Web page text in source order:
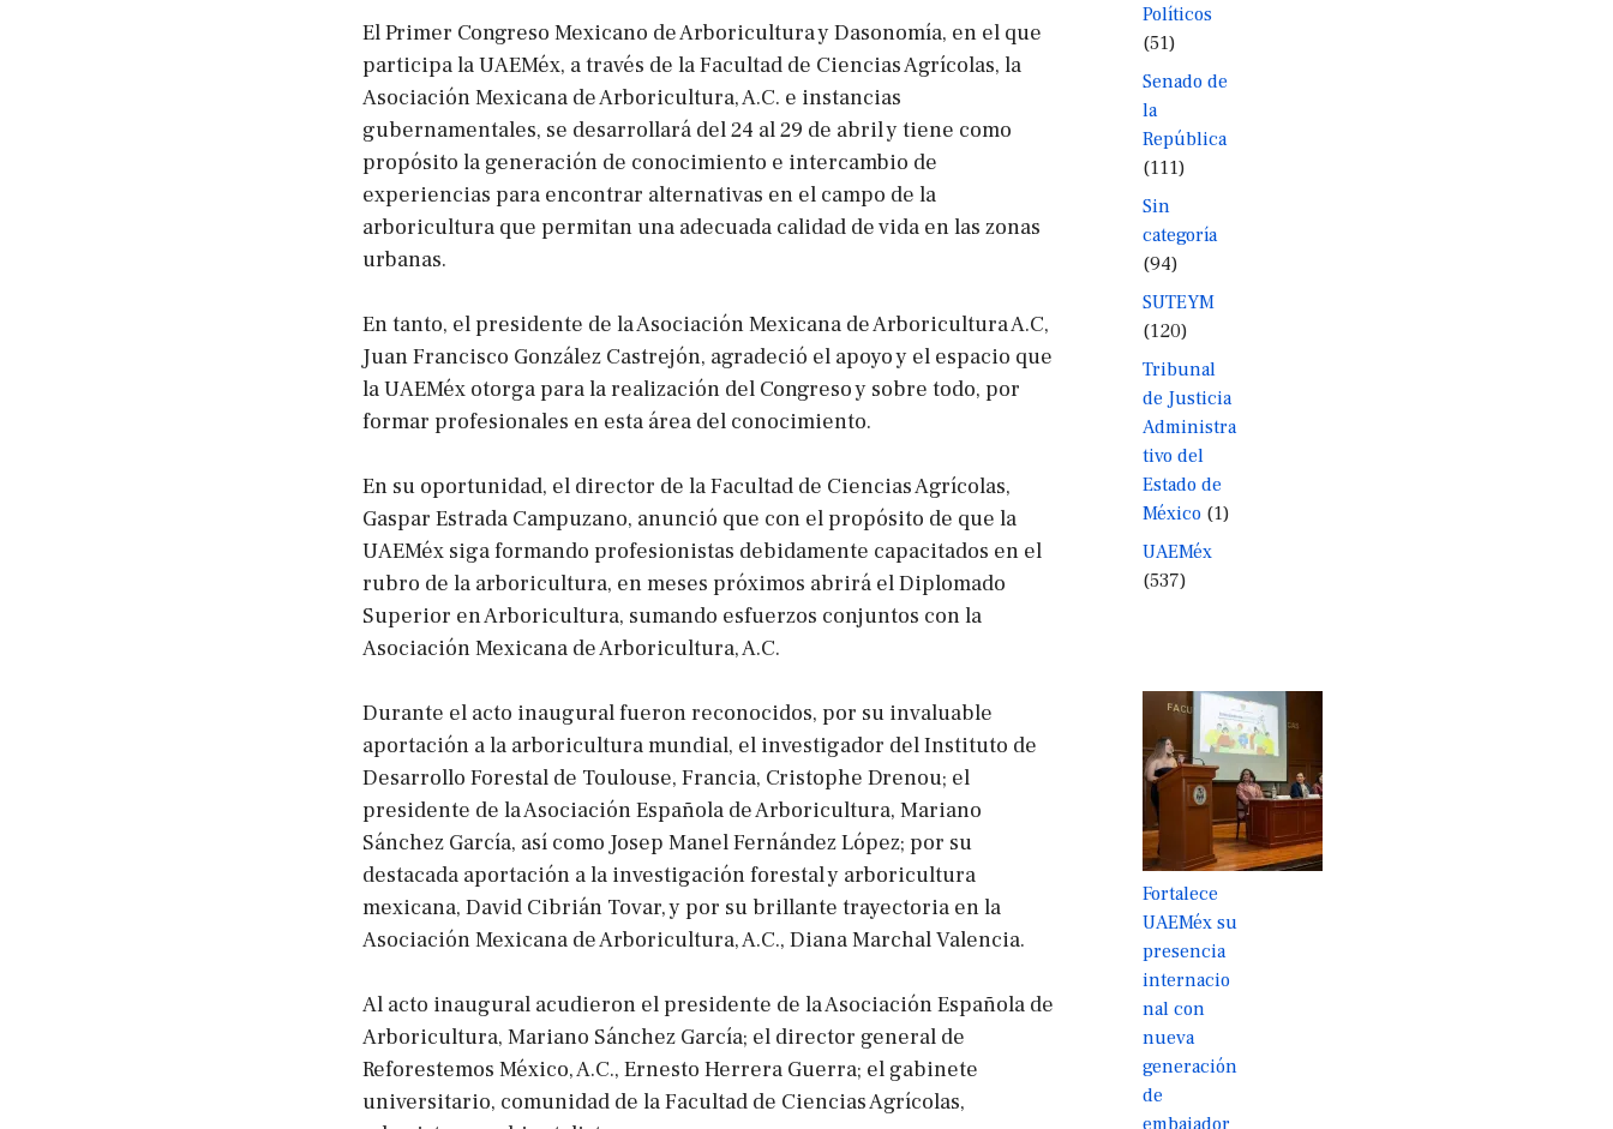
El Primer Congreso Mexicano de Arboricultura y Dasonomía, en el que
participa la UAEMéx, a través de la Facultad de Ciencias Agrícolas, la
Asociación Mexicana de Arboricultura, A.C. e instancias
gubernamentales, se desarrollará del 24 al 29 de abril y tiene como
propósito la generación de conocimiento e intercambio de
experiencias para encontrar alternativas en el campo de la
arboricultura que permitan una adecuada calidad de vida en las zonas
urbanas.
En tanto, el presidente de la Asociación Mexicana de Arboricultura A.C,
Juan Francisco González Castrejón, agradeció el apoyo y el espacio que
la UAEMéx otorga para la realización del Congreso y sobre todo, por
formar profesionales en esta área del conocimiento.
En su oportunidad, el director de la Facultad de Ciencias Agrícolas,
Gaspar Estrada Campuzano, anunció que con el propósito de que la
UAEMéx siga formando profesionistas debidamente capacitados en el
rubro de la arboricultura, en meses próximos abrirá el Diplomado
Superior en Arboricultura, sumando esfuerzos conjuntos con la
Asociación Mexicana de Arboricultura, A.C.
Durante el acto inaugural fueron reconocidos, por su invaluable
aportación a la arboricultura mundial, el investigador del Instituto de
Desarrollo Forestal de Toulouse, Francia, Cristophe Drenou; el
presidente de la Asociación Española de Arboricultura, Mariano
Sánchez García, así como Josep Manel Fernández López; por su
destacada aportación a la investigación forestal y arboricultura
mexicana, David Cibrián Tovar, y por su brillante trayectoria en la
Asociación Mexicana de Arboricultura, A.C., Diana Marchal Valencia.
Al acto inaugural acudieron el presidente de la Asociación Española de
Arboricultura, Mariano Sánchez García; el director general de
Reforestemos México, A.C., Ernesto Herrera Guerra; el gabinete
universitario, comunidad de la Facultad de Ciencias Agrícolas,
Políticos
(51)
Senado de
la
República
(111)
Sin
categoría
(94)
SUTEYM
(120)
Tribunal
de Justicia
Administra
tivo del
Estado de
México (1)
UAEMéx
(537)
Fortalece
UAEMéx su
presencia
internacio
nal con
nueva
generación
de
embajador